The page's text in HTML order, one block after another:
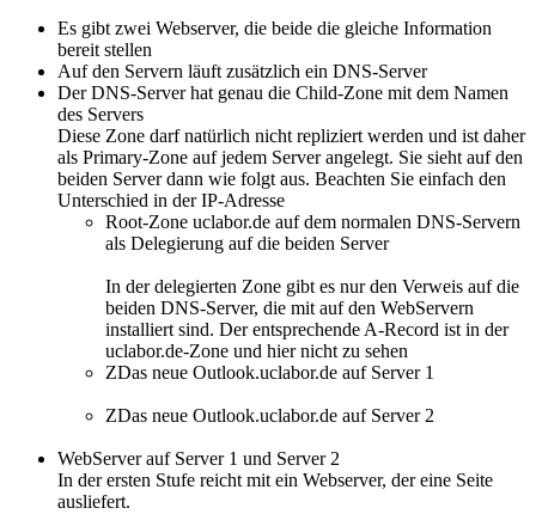
Es gibt zwei Webserver, die beide die gleiche Information
bereit stellen
Auf den Servern läuft zusätzlich ein DNS-Server
Der DNS-Server hat genau die Child-Zone mit dem Namen
des Servers
Diese Zone darf natürlich nicht repliziert werden und ist daher
als Primary-Zone auf jedem Server angelegt. Sie sieht auf den
beiden Server dann wie folgt aus. Beachten Sie einfach den
Unterschied in der IP-Adresse
Root-Zone uclabor.de auf dem normalen DNS-Servern
als Delegierung auf die beiden Server
In der delegierten Zone gibt es nur den Verweis auf die
beiden DNS-Server, die mit auf den WebServern
installiert sind. Der entsprechende A-Record ist in der
uclabor.de-Zone und hier nicht zu sehen
ZDas neue Outlook.uclabor.de auf Server 1
ZDas neue Outlook.uclabor.de auf Server 2
WebServer auf Server 1 und Server 2
In der ersten Stufe reicht mit ein Webserver, der eine Seite
ausliefert.